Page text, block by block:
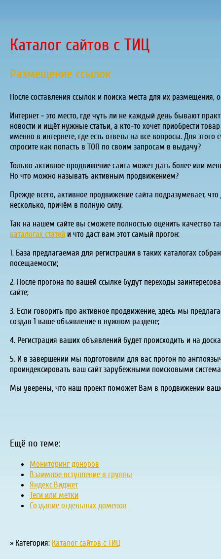
Каталог сайтов с ТИЦ
Размещение ссылок
После составления ссылок и поиска места для их
Интернет - это место, где чуть ли не каждый день бывают
новости и ищёт нужные статьи, а кто-то хочет приобрести
именно в интернете, где есть ответы на все вопросы. Для
спросите как попасть в ТОП по своим запросам в выдачу?
Только активное продвижение сайта может дать более или
Но что можно называть активным продвижением?
Прежде всего, активное продвижение сайта подразумевает,
несколько, причём в полную силу.
Так на нашем сайте вы сможете полностью оценить качество
каталогах статей и что даст вам этот самый прогон:
1. База предлагаемая для регистрации в таких каталогах
посещаемости;
2. После прогона по вашей ссылке будут переходы
сайте;
3. Если говорить про активное продвижение, здесь мы
создав 1 ваше объявление в нужном разделе;
4. Регистрация ваших объявлений будет происходить и на
5. И в завершении мы подготовили для вас прогон по
проиндексировать ваш сайт зарубежными поисковыми
Мы уверены, что наш проект поможет Вам в продвижении
Ещё по теме:
Мониторинг доноров
Взаимное вступление в группы
Яндекс.Виджет
Теги или метки
Создание отдельных доменов
» Категория: Каталог сайтов с ТИЦ